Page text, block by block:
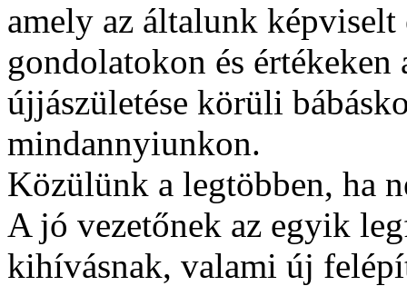
amely az általunk
gondolatokon és
újjászületése körüli
mindannyiunkon.
Közülünk a legtöbben, ha
A jó vezetőnek az egyik
kihívásnak, valami új